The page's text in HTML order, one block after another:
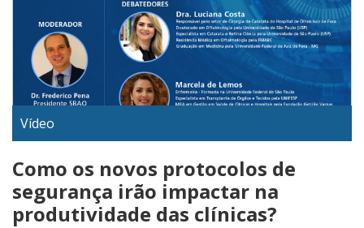
Vídeo
Como os novos protocolos de
segurança irão impactar na
produtividade das clínicas?